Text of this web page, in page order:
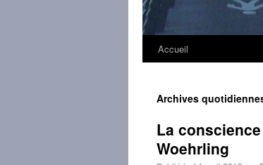
Accueil
Archives
La
Woehrling